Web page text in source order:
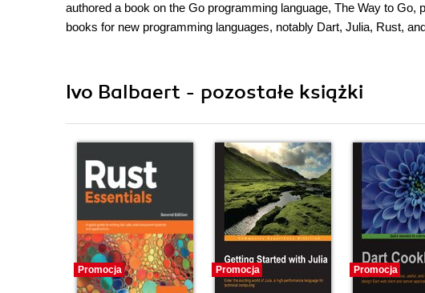
authored a book on the Go programming language, The Way to
books for new programming languages, notably Dart, Julia, Rust,
Ivo Balbaert - pozostałe książki
Promocja Promocja Promocja